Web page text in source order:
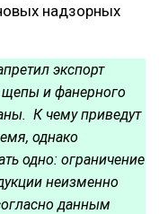
надзорных
экспорт
щепы и фанерного
К чему приведут
однако
одно: ограничение
неизменно
данным